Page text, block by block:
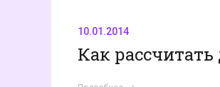
10.01.2014
Как